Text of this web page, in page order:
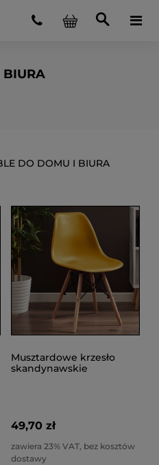
BIURA
DO DOMU I BIURA
Musztardowe krzesło
skandynawskie
49,70 zł
zawiera 23% VAT, bez kosztów
dostawy